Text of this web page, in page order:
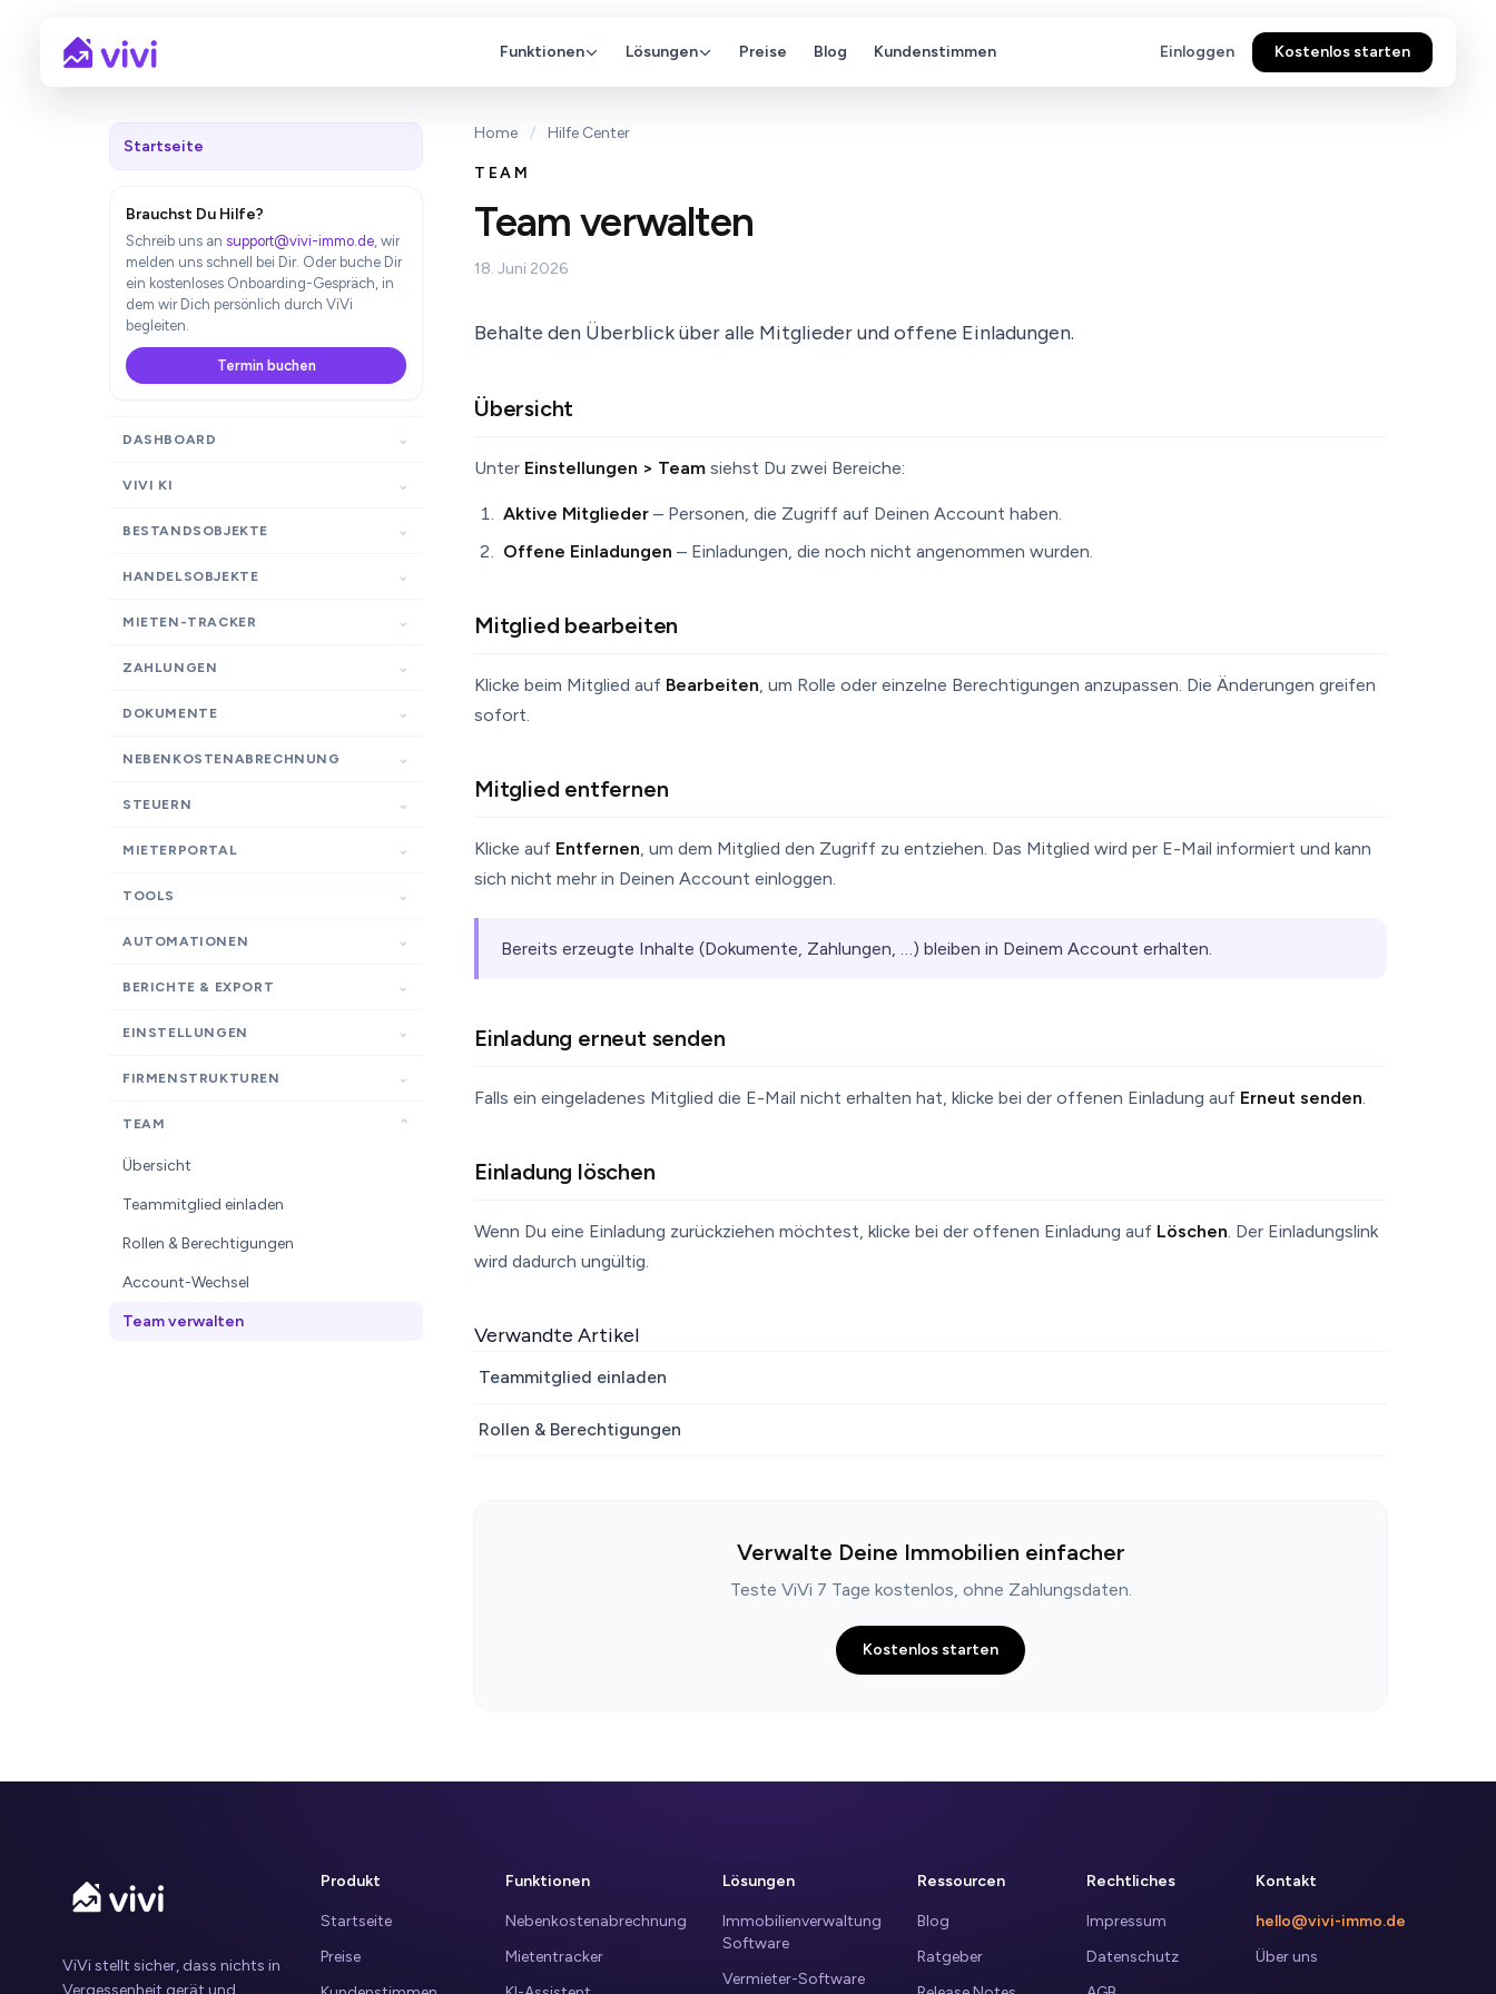
Funktionen Lösungen Preise Blog Kundenstimmen Einloggen Kostenlos starten
Startseite
Brauchst Du Hilfe?
Schreib uns an support@vivi-immo.de, wir
melden uns schnell bei Dir. Oder buche Dir
ein kostenloses Onboarding-Gespräch, in
dem wir Dich persönlich durch ViVi
begleiten.
Termin buchen
DASHBOARD
VIVI KI
BESTANDSOBJEKTE
HANDELSOBJEKTE
MIETEN-TRACKER
ZAHLUNGEN
DOKUMENTE
NEBENKOSTENABRECHNUNG
STEUERN
MIETERPORTAL
TOOLS
AUTOMATIONEN
BERICHTE & EXPORT
EINSTELLUNGEN
FIRMENSTRUKTUREN
TEAM
Übersicht
Teammitglied einladen
Rollen & Berechtigungen
Account-Wechsel
Team verwalten
Home / Hilfe Center
TEAM
Team verwalten
18. Juni 2026
Behalte den Überblick über alle Mitglieder und offene Einladungen.
Übersicht
Unter Einstellungen > Team siehst Du zwei Bereiche:
Aktive Mitglieder – Personen, die Zugriff auf Deinen Account haben.
Offene Einladungen – Einladungen, die noch nicht angenommen wurden.
Mitglied bearbeiten
Klicke beim Mitglied auf Bearbeiten, um Rolle oder einzelne Berechtigungen anzupassen. Die Änderungen greifen
sofort.
Mitglied entfernen
Klicke auf Entfernen, um dem Mitglied den Zugriff zu entziehen. Das Mitglied wird per E-Mail informiert und kann
sich nicht mehr in Deinen Account einloggen.
Bereits erzeugte Inhalte (Dokumente, Zahlungen, …) bleiben in Deinem Account erhalten.
Einladung erneut senden
Falls ein eingeladenes Mitglied die E-Mail nicht erhalten hat, klicke bei der offenen Einladung auf Erneut senden.
Einladung löschen
Wenn Du eine Einladung zurückziehen möchtest, klicke bei der offenen Einladung auf Löschen. Der Einladungslink
wird dadurch ungültig.
Verwandte Artikel
Teammitglied einladen
Rollen & Berechtigungen
Verwalte Deine Immobilien einfacher
Teste ViVi 7 Tage kostenlos, ohne Zahlungsdaten.
Kostenlos starten
ViVi stellt sicher, dass nichts in
Vergessenheit gerät und
Produkt
Startseite
Preise
Funktionen
Nebenkostenabrechnung
Mietentracker
Lösungen
Immobilienverwaltung
Software
Vermieter-Software
Ressourcen
Blog
Ratgeber
Rechtliches
Impressum
Datenschutz
Kontakt
hello@vivi-immo.de
Über uns